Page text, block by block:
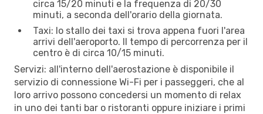
circa 15/20 minuti e la frequenza di 20/30
minuti, a seconda dell'orario della giornata.
Taxi: lo stallo dei taxi si trova appena fuori l'area
arrivi dell'aeroporto. Il tempo di percorrenza per il
centro è di circa 10/15 minuti.
Servizi: all'interno dell'aerostazione è disponibile il
servizio di connessione Wi-Fi per i passeggeri, che al
loro arrivo possono concedersi un momento di relax
in uno dei tanti bar o ristoranti oppure iniziare i primi